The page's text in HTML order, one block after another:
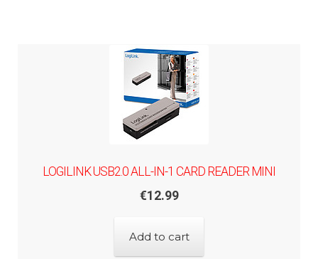
LOGILINK USB2.0 ALL-IN-1 CARD READER MINI
€12.99
Add to cart